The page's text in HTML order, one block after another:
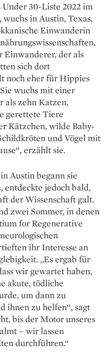
30-Liste 2022 im
in Austin, Texas,
Einwanderin
Einwanderer, der als
sich dort
noch eher für Hippies
wuchs mit einer
als zehn Katzen,
gerettete Tiere
Kätzchen, wilde Baby-
und Vögel mit
erzählt sie.
Austin begann sie
entdeckte jedoch bald,
der Wissenschaft galt.
zwei Sommer, in denen
for Regenerative
ihr Interesse an
„Es ergab für
wir gewartet haben,
akute, tödliche
um dann zu
ihnen zu helfen“, sagt
bis der Motor unseres
– wir lassen
durchführen.“